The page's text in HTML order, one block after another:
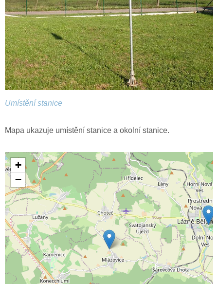
Umístění stanice
Mapa ukazuje umístění stanice a okolní stanice.
+
−